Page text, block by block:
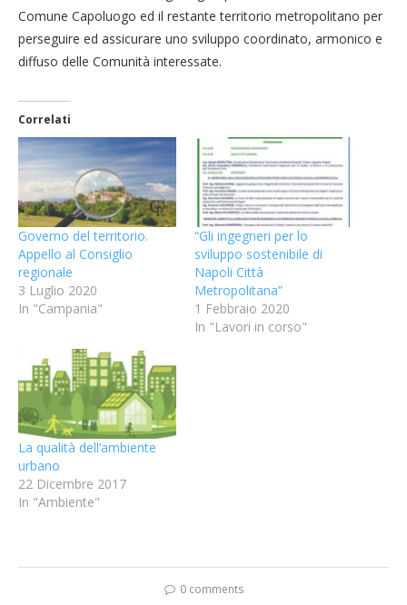
Comune Capoluogo ed il restante territorio metropolitano per
perseguire ed assicurare uno sviluppo coordinato, armonico e
diffuso delle Comunità interessate.
Correlati
Governo del territorio.
Appello al Consiglio
regionale
3 Luglio 2020
In "Campania"
“Gli ingegneri per lo
sviluppo sostenibile di
Napoli Città
Metropolitana”
1 Febbraio 2020
In "Lavori in corso"
La qualità dell’ambiente
urbano
22 Dicembre 2017
In "Ambiente"
0 comments